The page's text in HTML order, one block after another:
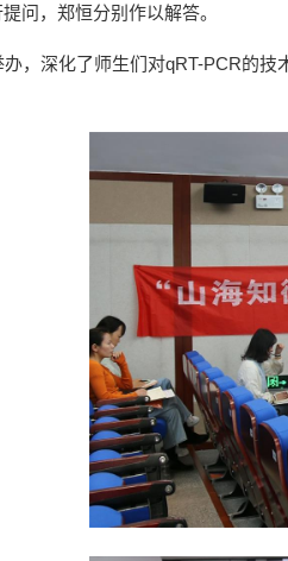
问，郑恒分别作以解答。
，深化了师生们对qRT-PCR的技